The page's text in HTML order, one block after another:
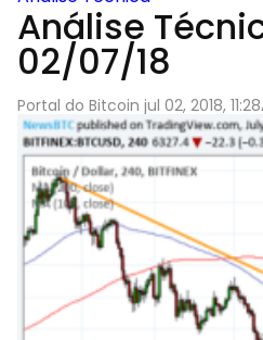
Análise
02/07/18
Portal do Bitcoin jul 02, 2018,